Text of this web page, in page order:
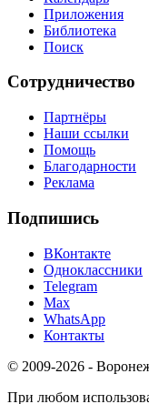
Приложения
Библиотека
Поиск
Сотрудничество
Партнёры
Наши ссылки
Помощь
Благодарности
Реклама
Подпишись
ВКонтакте
Одноклассники
Telegram
Max
WhatsApp
Контакты
© 2009-2026 -
При любом